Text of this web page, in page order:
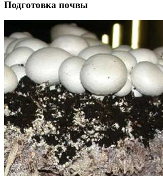
Подготовка почвы